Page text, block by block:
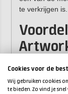
te verkrijgen is.
Vrij van
Geurvrij.
Cookies voor de
Wij gebruiken cookies
te bieden. Zo vind je